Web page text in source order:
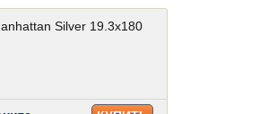
Silver 19.3x180